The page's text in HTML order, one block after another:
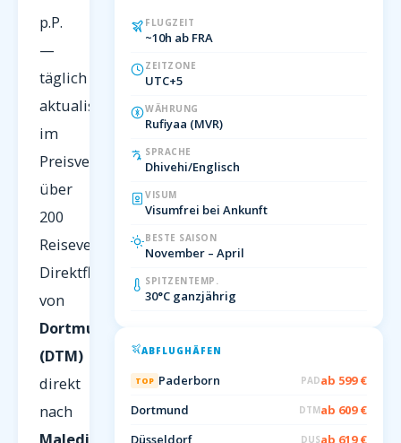
p.P.
—
täglich
aktualisiert
im
Preisvergleich
über
200
Reiseveranstalter.
Direktflug
von
Dortmund
(DTM)
direkt
nach
FLUGZEIT
~10h ab FRA
ZEITZONE
UTC+5
WÄHRUNG
Rufiyaa (MVR)
SPRACHE
Dhivehi/Englisch
VISUM
Visumfrei bei Ankunft
BESTE SAISON
November – April
SPITZENTEMP.
30°C ganzjährig
ABFLUGHÄFEN
TOP Paderborn PADab 599 €
Dortmund
DTMab 609 €
Düsseldorf
DUSab 619 €